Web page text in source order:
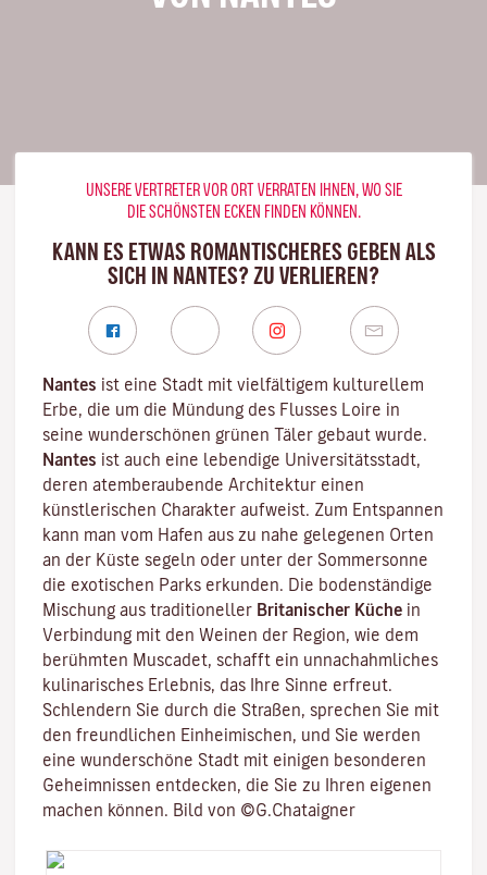
UNSERE VERTRETER VOR ORT VERRATEN IHNEN, WO SIE
DIE SCHÖNSTEN ECKEN FINDEN KÖNNEN.
KANN ES ETWAS ROMANTISCHERES GEBEN ALS
SICH IN NANTES? ZU VERLIEREN?
Nantes ist eine Stadt mit vielfältigem kulturellem
Erbe, die um die Mündung des Flusses Loire in
seine wunderschönen grünen Täler gebaut wurde.
Nantes ist auch eine lebendige Universitätsstadt,
deren atemberaubende Architektur einen
künstlerischen Charakter aufweist. Zum Entspannen
kann man vom Hafen aus zu nahe gelegenen Orten
an der Küste segeln oder unter der Sommersonne
die exotischen Parks erkunden. Die bodenständige
Mischung aus traditioneller Britanischer Küche in
Verbindung mit den Weinen der Region, wie dem
berühmten Muscadet, schafft ein unnachahmliches
kulinarisches Erlebnis, das Ihre Sinne erfreut.
Schlendern Sie durch die Straßen, sprechen Sie mit
den freundlichen Einheimischen, und Sie werden
eine wunderschöne Stadt mit einigen besonderen
Geheimnissen entdecken, die Sie zu Ihren eigenen
machen können. Bild von ©G.Chataigner